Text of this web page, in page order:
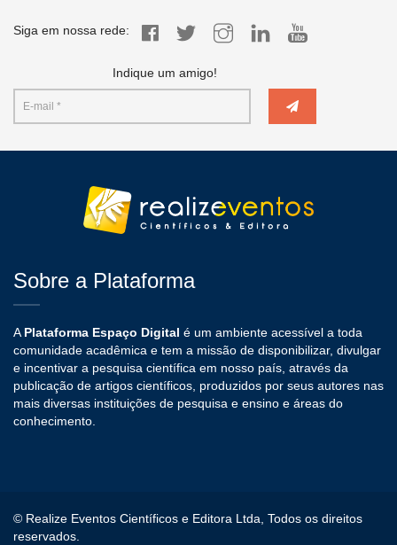
Siga em nossa rede:
Indique um amigo!
Sobre a Plataforma
A Plataforma Espaço Digital é um ambiente acessível a toda
comunidade acadêmica e tem a missão de disponibilizar, divulgar
e incentivar a pesquisa científica em nosso país, através da
publicação de artigos científicos, produzidos por seus autores nas
mais diversas instituições de pesquisa e ensino e áreas do
conhecimento.
© Realize Eventos Científicos e Editora Ltda, Todos os direitos
reservados.